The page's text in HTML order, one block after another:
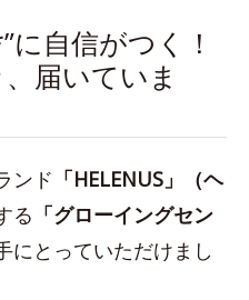
自信がつく！
届いていま
ンド 「HELENUS」（ヘ
る 「グローイングセン
にとっていただけまし